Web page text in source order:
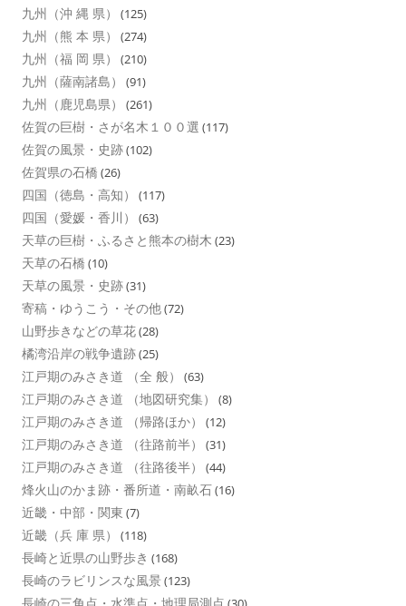
九州（沖 縄 県） (125)
九州（熊 本 県） (274)
九州（福 岡 県） (210)
九州（薩南諸島） (91)
九州（鹿児島県） (261)
佐賀の巨樹・さが名木１００選 (117)
佐賀の風景・史跡(102)
佐賀県の石橋 (26)
四国（徳島・高知） (117)
四国（愛媛・香川） (63)
天草の巨樹・ふるさと熊本の樹木 (23)
天草の石橋 (10)
天草の風景・史跡(31)
寄稿・ゆうこう・その他(72)
山野歩きなどの草花(28)
橘湾沿岸の戦争遺跡(25)
江戸期のみさき道 （全 般） (63)
江戸期のみさき道 （地図研究集） (8)
江戸期のみさき道 （帰路ほか） (12)
江戸期のみさき道 （往路前半） (31)
江戸期のみさき道 （往路後半） (44)
烽火山のかま跡・番所道・南畝石(16)
近畿・中部・関東 (7)
近畿（兵 庫 県） (118)
長崎と近県の山野歩き (168)
長崎のラビリンスな風景 (123)